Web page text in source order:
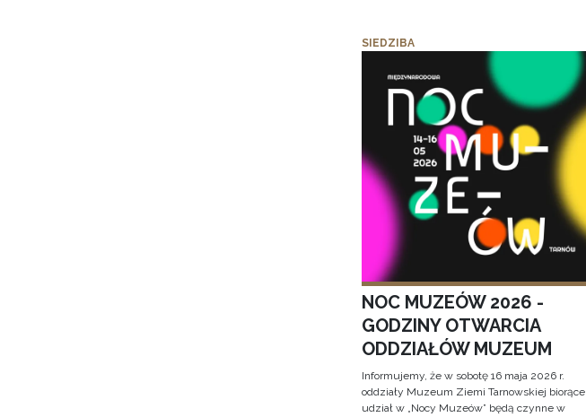
SIEDZIBA
NOC MUZEÓW 2026 -
GODZINY OTWARCIA
ODDZIAŁÓW MUZEUM
Informujemy, że w sobotę 16 maja 2026 r.
oddziały Muzeum Ziemi Tarnowskiej biorące
udział w „Nocy Muzeów” będą czynne w